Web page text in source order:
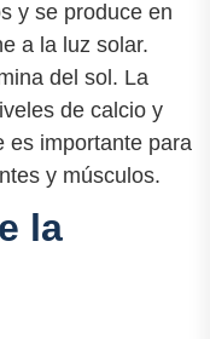
y se produce en
a la luz solar.
del sol. La
de calcio y
es importante para
y músculos.
la